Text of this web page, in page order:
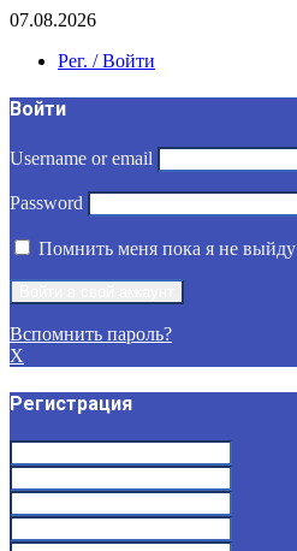
07.08.2026
Рег. / Войти
Войти
Username or email
Password
Помнить меня пока я не выйду
Вспомнить пароль?
X
Регистрация